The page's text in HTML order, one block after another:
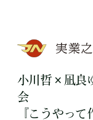
小川哲×凪良
会
『こうやっ